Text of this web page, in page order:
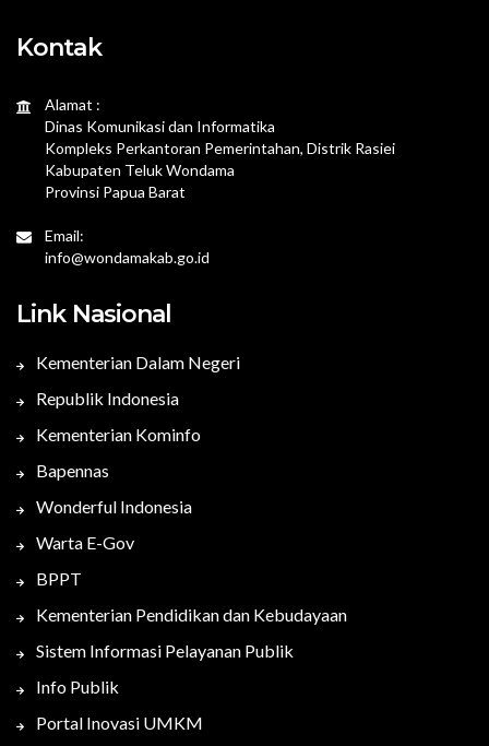
Kontak
Alamat :
Dinas Komunikasi dan Informatika
Kompleks Perkantoran Pemerintahan, Distrik Rasiei
Kabupaten Teluk Wondama
Provinsi Papua Barat
Email:
info@wondamakab.go.id
Link Nasional
Kementerian Dalam Negeri
Republik Indonesia
Kementerian Kominfo
Bapennas
Wonderful Indonesia
Warta E-Gov
BPPT
Kementerian Pendidikan dan Kebudayaan
Sistem Informasi Pelayanan Publik
Info Publik
Portal Inovasi UMKM